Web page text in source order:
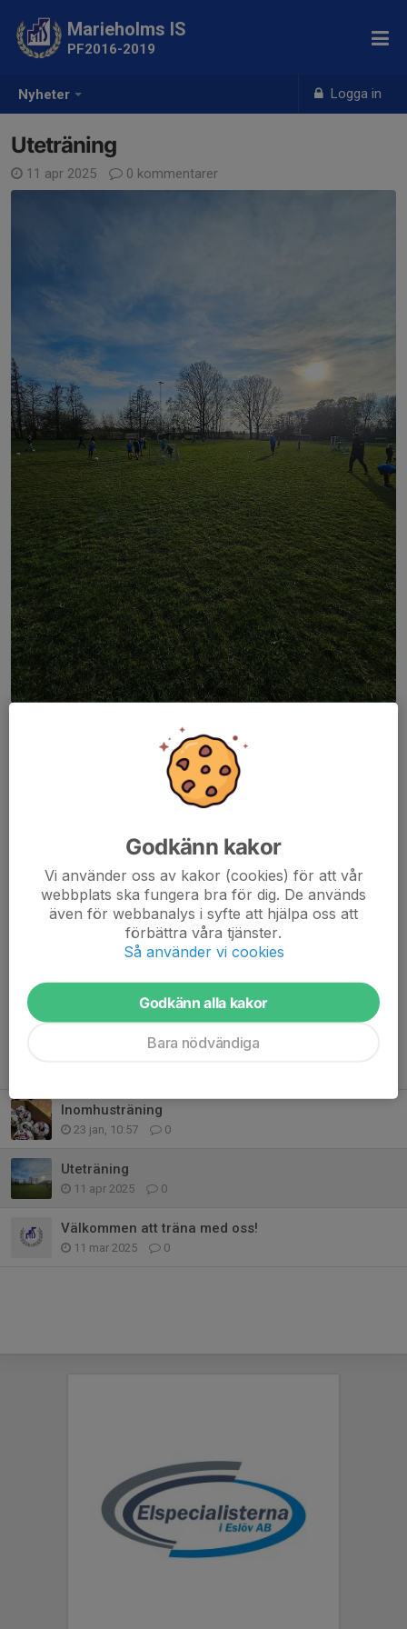
Nyheter Logga in
Marieholms IS
PF2016-2019
Uteträning
11 apr 2025 0 kommentarer
22 barn på träningen i torsdags blev det.
Träningen delas upp i två olika grupper så det ska passa alla
Träningstiden är mellan 18-19.30 på B-planen, Åvallen
Marieholm.
Inomhusträning
23 jan, 10:57 0
Uteträning
11 apr 2025 0
Välkommen att träna med oss!
11 mar 2025 0
Godkänn kakor
Vi använder oss av kakor (cookies) för att vår
webbplats ska fungera bra för dig. De används
även för webbanalys i syfte att hjälpa oss att
förbättra våra tjänster.
Så använder vi cookies
Godkänn alla kakor
Bara nödvändiga